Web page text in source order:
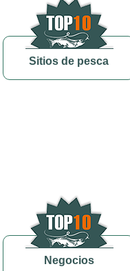
Sitios de pesca
Negocios